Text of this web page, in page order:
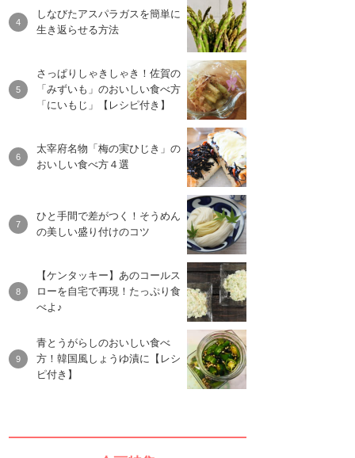
しなびたアスパラガスを簡単に
生き返らせる方法
さっぱりしゃきしゃき！佐賀の
「みずいも」のおいしい食べ方
「にいもじ」【レシピ付き】
太宰府名物「梅の実ひじき」の
おいしい食べ方４選
ひと手間で差がつく！そうめん
の美しい盛り付けのコツ
【ケンタッキー】あのコールス
ローを自宅で再現！たっぷり食
べよ♪
青とうがらしのおいしい食べ
方！韓国風しょうゆ漬に【レシ
ピ付き】